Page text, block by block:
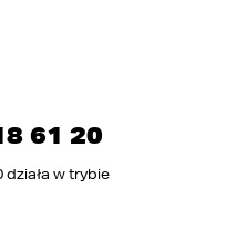
61 20
w trybie